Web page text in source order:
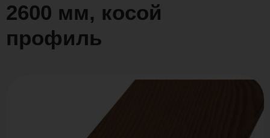
2600 мм, косой
профиль